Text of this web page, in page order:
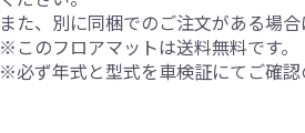
また、別に同梱でのご注文がある場
※このフロアマットは送料無料です。
※必ず年式と型式を車検証にてご確認